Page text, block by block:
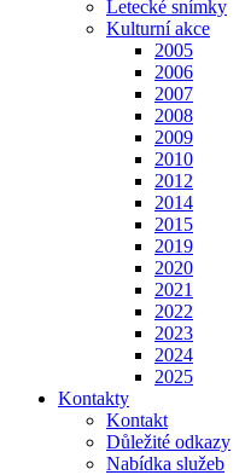
Letecké snímky
Kulturní akce
2005
2006
2007
2008
2009
2010
2012
2014
2015
2019
2020
2021
2022
2023
2024
2025
Kontakty
Kontakt
Důležité odkazy
Nabídka služeb